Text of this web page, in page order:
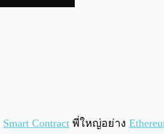
Smart Contract พี่ใหญ่อย่าง